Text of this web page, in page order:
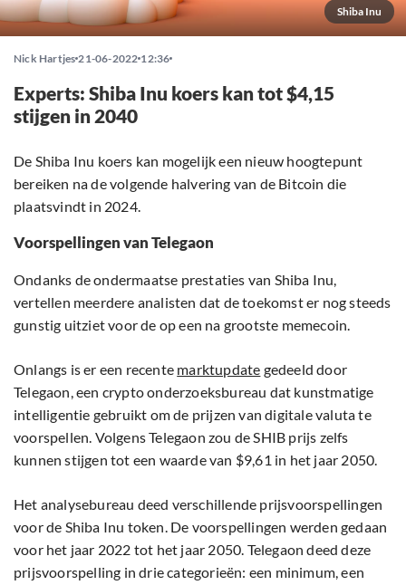
Shiba Inu
Nick Hartjes 21-06-2022 12:36
Experts: Shiba Inu koers kan tot $4,15
stijgen in 2040
De Shiba Inu koers kan mogelijk een nieuw hoogtepunt
bereiken na de volgende halvering van de Bitcoin die
plaatsvindt in 2024.
Voorspellingen van Telegaon
Ondanks de ondermaatse prestaties van Shiba Inu,
vertellen meerdere analisten dat de toekomst er nog steeds
gunstig uitziet voor de op een na grootste memecoin.
Onlangs is er een recente marktupdate gedeeld door
Telegaon, een crypto onderzoeksbureau dat kunstmatige
intelligentie gebruikt om de prijzen van digitale valuta te
voorspellen. Volgens Telegaon zou de SHIB prijs zelfs
kunnen stijgen tot een waarde van $9,61 in het jaar 2050.
Het analysebureau deed verschillende prijsvoorspellingen
voor de Shiba Inu token. De voorspellingen werden gedaan
voor het jaar 2022 tot het jaar 2050. Telegaon deed deze
prijsvoorspelling in drie categorieën: een minimum, een